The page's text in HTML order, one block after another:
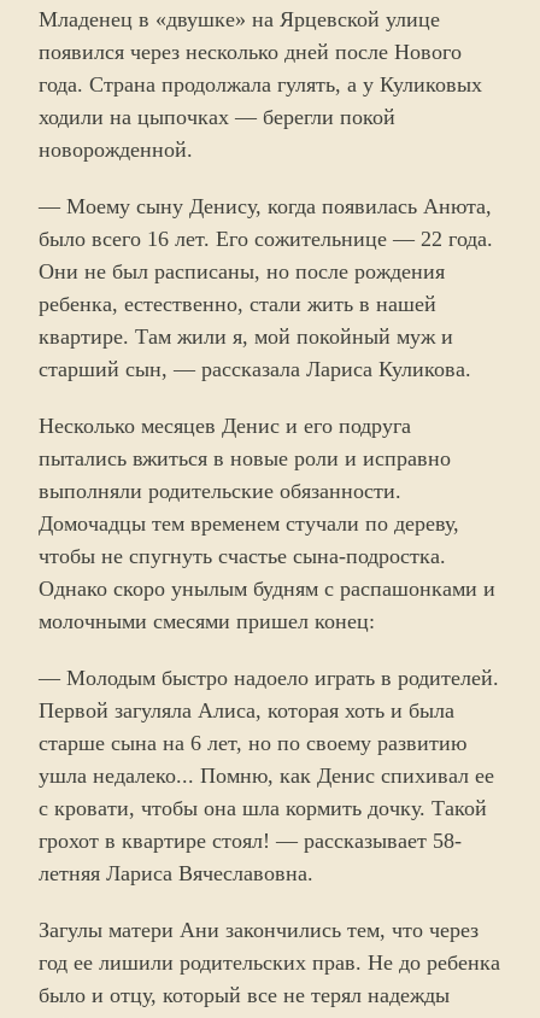
Младенец в «двушке» на Ярцевской улице
появился через несколько дней после Нового
года. Страна продолжала гулять, а у Куликовых
ходили на цыпочках — берегли покой
новорожденной.
— Моему сыну Денису, когда появилась Анюта,
было всего 16 лет. Его сожительнице — 22 года.
Они не был расписаны, но после рождения
ребенка, естественно, стали жить в нашей
квартире. Там жили я, мой покойный муж и
старший сын, — рассказала Лариса Куликова.
Несколько месяцев Денис и его подруга
пытались вжиться в новые роли и исправно
выполняли родительские обязанности.
Домочадцы тем временем стучали по дереву,
чтобы не спугнуть счастье сына-подростка.
Однако скоро унылым будням с распашонками и
молочными смесями пришел конец:
— Молодым быстро надоело играть в родителей.
Первой загуляла Алиса, которая хоть и была
старше сына на 6 лет, но по своему развитию
ушла недалеко... Помню, как Денис спихивал ее
с кровати, чтобы она шла кормить дочку. Такой
грохот в квартире стоял! — рассказывает 58-
летняя Лариса Вячеславовна.
Загулы матери Ани закончились тем, что через
год ее лишили родительских прав. Не до ребенка
было и отцу, который все не терял надежды